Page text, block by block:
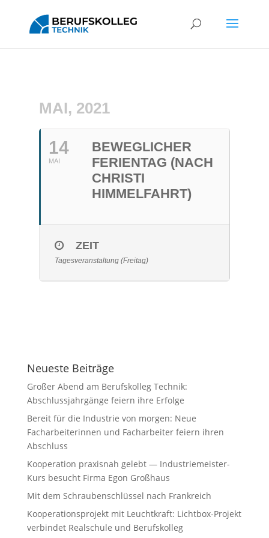
MAI, 2021
14
MAI
BEWEGLICHER
FERIENTAG (NACH
CHRISTI
HIMMELFAHRT)
ZEIT
Tagesveranstaltung (Freitag)
Neueste Beiträge
Großer Abend am Berufskolleg Technik:
Abschlussjahrgänge feiern ihre Erfolge
Bereit für die Industrie von morgen: Neue
Facharbeiterinnen und Facharbeiter feiern ihren
Abschluss
Kooperation praxisnah gelebt — Industriemeister-
Kurs besucht Firma Egon Großhaus
Mit dem Schraubenschlüssel nach Frankreich
Kooperationsprojekt mit Leuchtkraft: Lichtbox-Projekt
verbindet Realschule und Berufskolleg